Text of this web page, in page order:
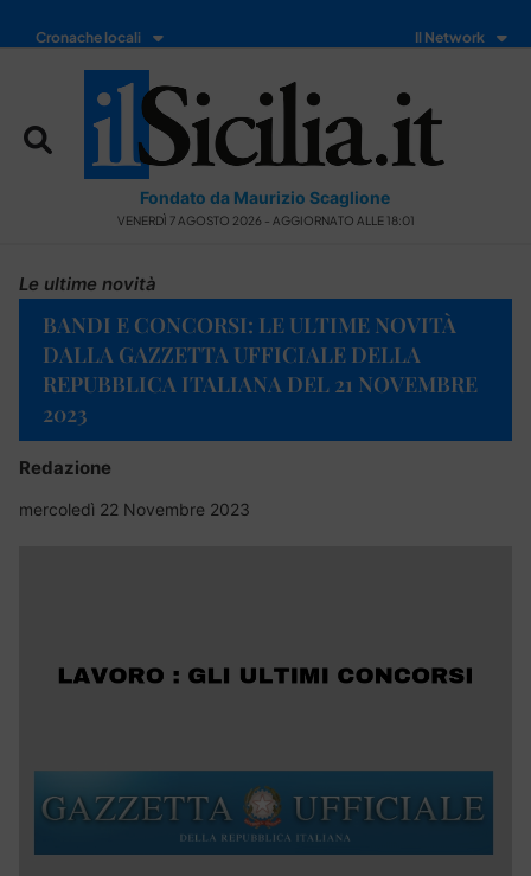
Cronache locali Il Network
Fondato da Maurizio Scaglione
VENERDÌ 7 AGOSTO 2026 - AGGIORNATO ALLE 18:01
Le ultime novità
BANDI E CONCORSI: LE ULTIME NOVITÀ
DALLA GAZZETTA UFFICIALE DELLA
REPUBBLICA ITALIANA DEL 21 NOVEMBRE
2023
Redazione
mercoledì 22 Novembre 2023